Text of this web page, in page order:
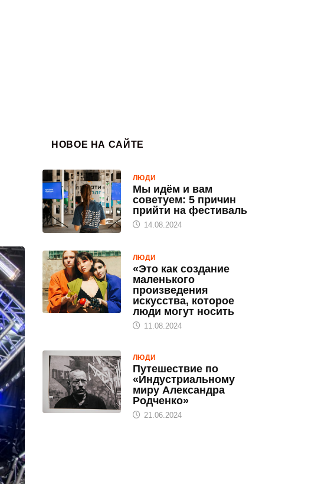
НОВОЕ НА САЙТЕ
ЛЮДИ
Мы идём и вам
советуем: 5 причин
прийти на фестиваль
14.08.2024
ЛЮДИ
«Это как создание
маленького
произведения
искусства, которое
люди могут носить
11.08.2024
ЛЮДИ
Путешествие по
«Индустриальному
миру Александра
Родченко»
21.06.2024